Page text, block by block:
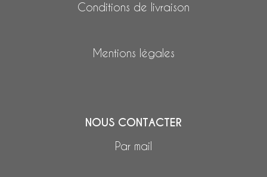
Conditions de livraison
Mentions légales
NOUS CONTACTER
Par mail